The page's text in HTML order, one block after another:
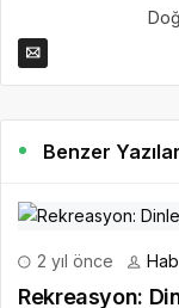
Benzer Yazılar
2 yıl önce
Rekreasyon: